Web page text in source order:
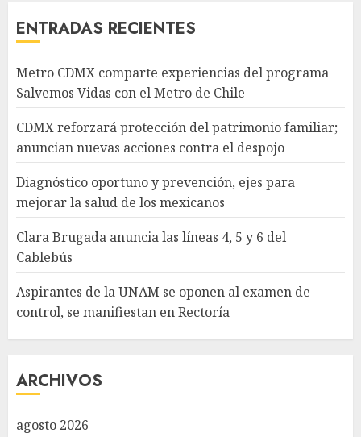
ENTRADAS RECIENTES
Metro CDMX comparte experiencias del programa
Salvemos Vidas con el Metro de Chile
CDMX reforzará protección del patrimonio familiar;
anuncian nuevas acciones contra el despojo
Diagnóstico oportuno y prevención, ejes para
mejorar la salud de los mexicanos
Clara Brugada anuncia las líneas 4, 5 y 6 del
Cablebús
Aspirantes de la UNAM se oponen al examen de
control, se manifiestan en Rectoría
ARCHIVOS
agosto 2026